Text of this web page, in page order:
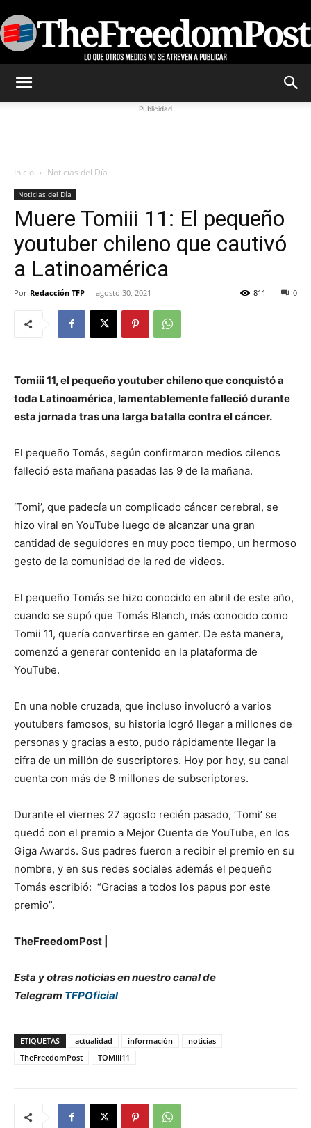
Publicidad
Inicio Noticias del Día
Noticias del Día
Muere Tomiii 11: El pequeño
youtuber chileno que cautivó
a Latinoamérica
Por Redacción TFP - agosto 30, 2021 0
811
Tomiii 11, el pequeño youtuber chileno que conquistó a
toda Latinoamérica, lamentablemente falleció durante
esta jornada tras una larga batalla contra el cáncer.
El pequeño Tomás, según confirmaron medios cilenos
falleció esta mañana pasadas las 9 de la mañana.
‘Tomi’, que padecía un complicado cáncer cerebral, se
hizo viral en YouTube luego de alcanzar una gran
cantidad de seguidores en muy poco tiempo, un hermoso
gesto de la comunidad de la red de videos.
El pequeño Tomás se hizo conocido en abril de este año,
cuando se supó que Tomás Blanch, más conocido como
Tomii 11, quería convertirse en gamer. De esta manera,
comenzó a generar contenido en la plataforma de
YouTube.
En una noble cruzada, que incluso involucró a varios
youtubers famosos, su historia logró llegar a millones de
personas y gracias a esto, pudo rápidamente llegar la
cifra de un millón de suscriptores. Hoy por hoy, su canal
cuenta con más de 8 millones de subscriptores.
Durante el viernes 27 agosto recién pasado, ‘Tomi’ se
quedó con el premio a Mejor Cuenta de YouTube, en los
Giga Awards. Sus padres fueron a recibir el premio en su
nombre, y en sus redes sociales además el pequeño
Tomás escribió: “Gracias a todos los papus por este
premio”.
TheFreedomPost |
Esta y otras noticias en nuestro canal de
Telegram TFPOficial
ETIQUETAS actualidad información
noticias
TheFreedomPost
TOMIII11